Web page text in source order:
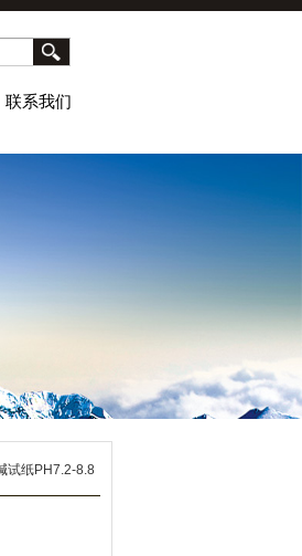
联系我们
试纸PH7.2-8.8